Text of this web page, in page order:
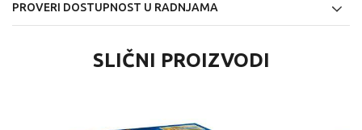
PROVERI DOSTUPNOST U RADNJAMA
SLIČNI PROIZVODI